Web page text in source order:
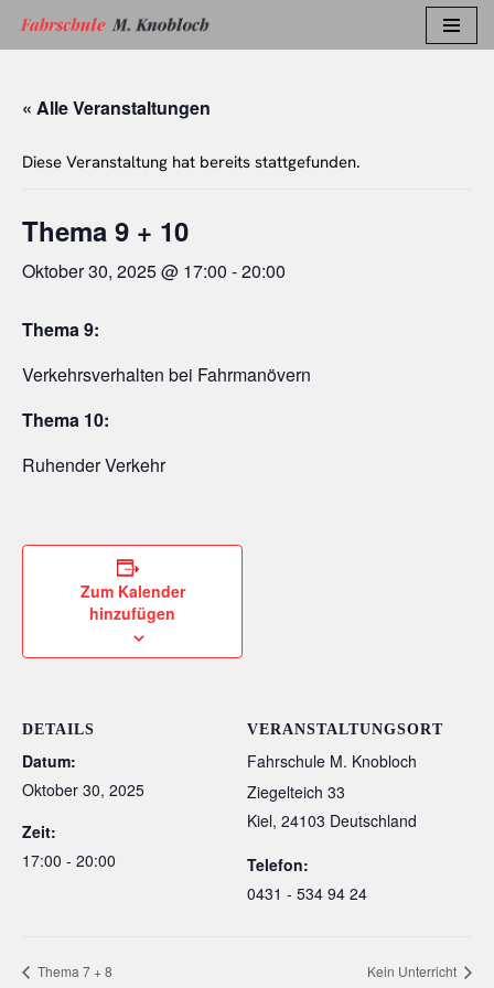
springen
« Alle Veranstaltungen
Diese Veranstaltung hat bereits stattgefunden.
Thema 9 + 10
Oktober 30, 2025 @ 17:00 -20:00
Thema 9:
Verkehrsverhalten bei Fahrmanövern
Thema 10:
Ruhender Verkehr
Zum Kalender
hinzufügen
DETAILS
Datum:
Oktober 30, 2025
Zeit:
17:00 - 20:00
VERANSTALTUNGSORT
Fahrschule M. Knobloch
Ziegelteich 33
Kiel, 24103 Deutschland
Telefon:
0431 - 534 94 24
Thema 7 + 8 Kein Unterricht